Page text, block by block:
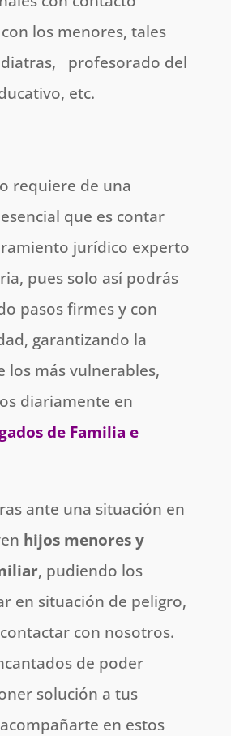
los menores, tales
profesorado del
etc.
requiere de una
que es contar
jurídico experto
pues solo así podrás
pasos firmes y con
garantizando la
los más vulnerables,
diariamente en
de Familia e
ante una situación en
hijos menores y
, pudiendo los
en situación de peligro,
con nosotros.
de poder
solución a tus
en estos